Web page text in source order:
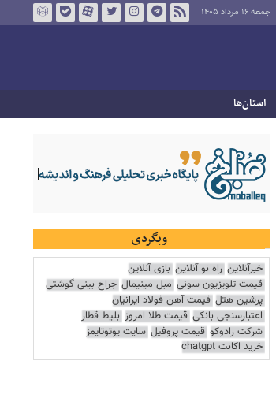
جمعه ۱۶ مرداد ۱۴۰۵
استان‌ها
وبگردی
خبرآنلاین راه نو آنلاین بازی آنلاین
قیمت تلویزیون سونی مبل مینیمال جراح بینی گوشتی
پرشین هتل قیمت آهن فولاد ایرانیان
اعتبارسنجی بانکی قیمت طلا امروز بلیط قطار
شرکت رادوکو قیمت پروفیل سایت یوتوتایمز
خرید اکانت chatgpt